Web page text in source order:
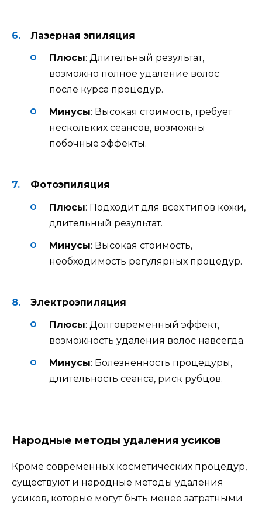
Лазерная эпиляция
Плюсы: Длительный результат,
возможно полное удаление волос
после курса процедур.
Минусы: Высокая стоимость, требует
нескольких сеансов, возможны
побочные эффекты.
Фотоэпиляция
Плюсы: Подходит для всех типов кожи,
длительный результат.
Минусы: Высокая стоимость,
необходимость регулярных процедур.
Электроэпиляция
Плюсы: Долговременный эффект,
возможность удаления волос навсегда.
Минусы: Болезненность процедуры,
длительность сеанса, риск рубцов.
Народные методы удаления усиков
Кроме современных косметических процедур,
существуют и народные методы удаления
усиков, которые могут быть менее затратными